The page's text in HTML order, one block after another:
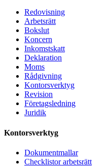
Redovisning
Arbetsrätt
Bokslut
Koncern
Inkomstskatt
Deklaration
Moms
Rådgivning
Kontorsverktyg
Revision
Företagsledning
Juridik
Kontorsverktyg
Dokumentmallar
Checklistor arbetsrätt